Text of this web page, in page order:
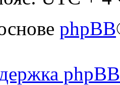
phpBB
phpBB